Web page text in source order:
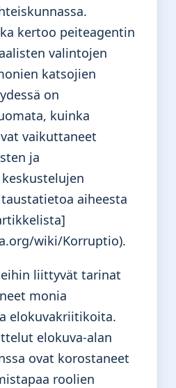
kertoo peiteagentin
valintojen
katsojien
on
kuinka
vaikuttaneet
ja
aiheesta
wiki/Korruptio).
liittyvät tarinat
monia
elokuvakriitikoita.
elokuva-alan
ovat korostaneet
roolien